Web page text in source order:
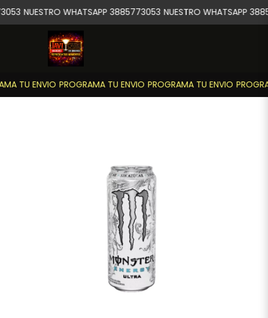
TU ENVIO PROGRAMA TU ENVIO PROGRAMA TU ENVIO
NUESTRO WHATSAPP 3885773053 NUESTRO WHATSAPP